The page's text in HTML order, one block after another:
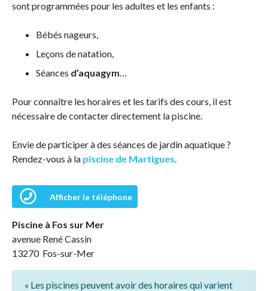
sont programmées pour les adultes et les enfants :
Bébés nageurs,
Leçons de natation,
Séances d’aquagym…
Pour connaître les horaires et les tarifs des cours, il est
nécessaire de contacter directement la piscine.
Envie de participer à des séances de jardin aquatique ?
Rendez-vous à la piscine de Martigues.
Afficher le téléphone
Piscine à Fos sur Mer
avenue René Cassin
13270 Fos-sur-Mer
« Les piscines peuvent avoir des horaires qui varient